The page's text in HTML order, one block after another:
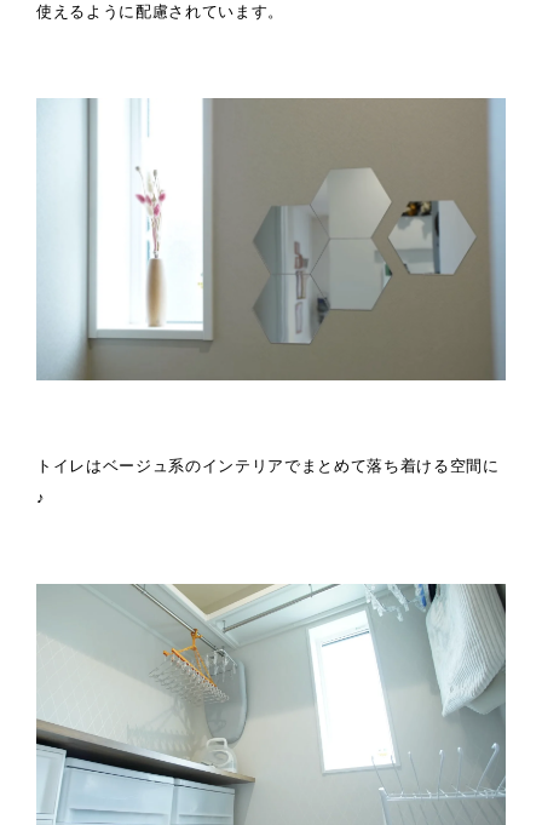
使えるように配慮されています。
トイレはベージュ系のインテリアでまとめて落ち着ける空間に
♪